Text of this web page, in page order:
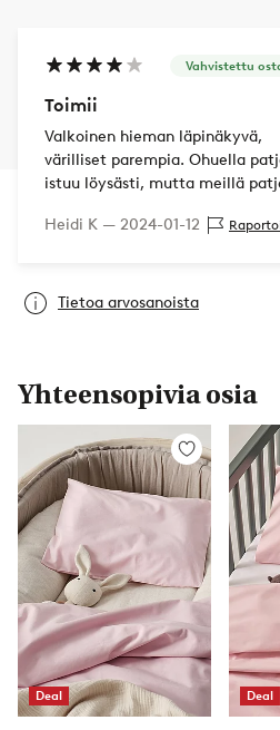
Vahvistettu
Toimii
Valkoinen hieman läpinäkyvä,
värilliset parempia. Ohuella
istuu löysästi, mutta meillä
napakammin.
Heidi K — 2024-01-12
Tietoa arvosanoista
Yhteensopivia osia
Deal
Lisää
suosikkeihin
Deal